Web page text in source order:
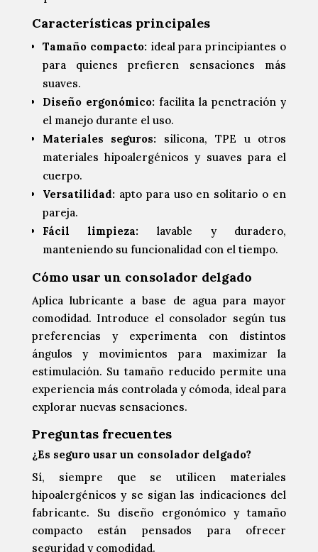
Características principales
Tamaño compacto: ideal para principiantes o
para quienes prefieren sensaciones más
suaves.
Diseño ergonómico: facilita la penetración y
el manejo durante el uso.
Materiales seguros: silicona, TPE u otros
materiales hipoalergénicos y suaves para el
cuerpo.
Versatilidad: apto para uso en solitario o en
pareja.
Fácil limpieza: lavable y duradero,
manteniendo su funcionalidad con el tiempo.
Cómo usar un consolador delgado
Aplica lubricante a base de agua para mayor
comodidad. Introduce el consolador según tus
preferencias y experimenta con distintos
ángulos y movimientos para maximizar la
estimulación. Su tamaño reducido permite una
experiencia más controlada y cómoda, ideal para
explorar nuevas sensaciones.
Preguntas frecuentes
¿Es seguro usar un consolador delgado?
Sí, siempre que se utilicen materiales
hipoalergénicos y se sigan las indicaciones del
fabricante. Su diseño ergonómico y tamaño
compacto están pensados para ofrecer
seguridad y comodidad.